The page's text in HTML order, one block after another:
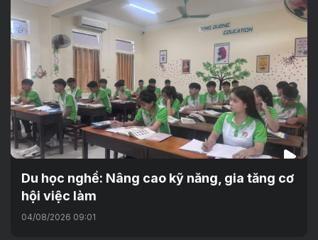
Du học nghề: Nâng cao kỹ năng, gia tăng cơ
hội việc làm
04/08/2026 09:01